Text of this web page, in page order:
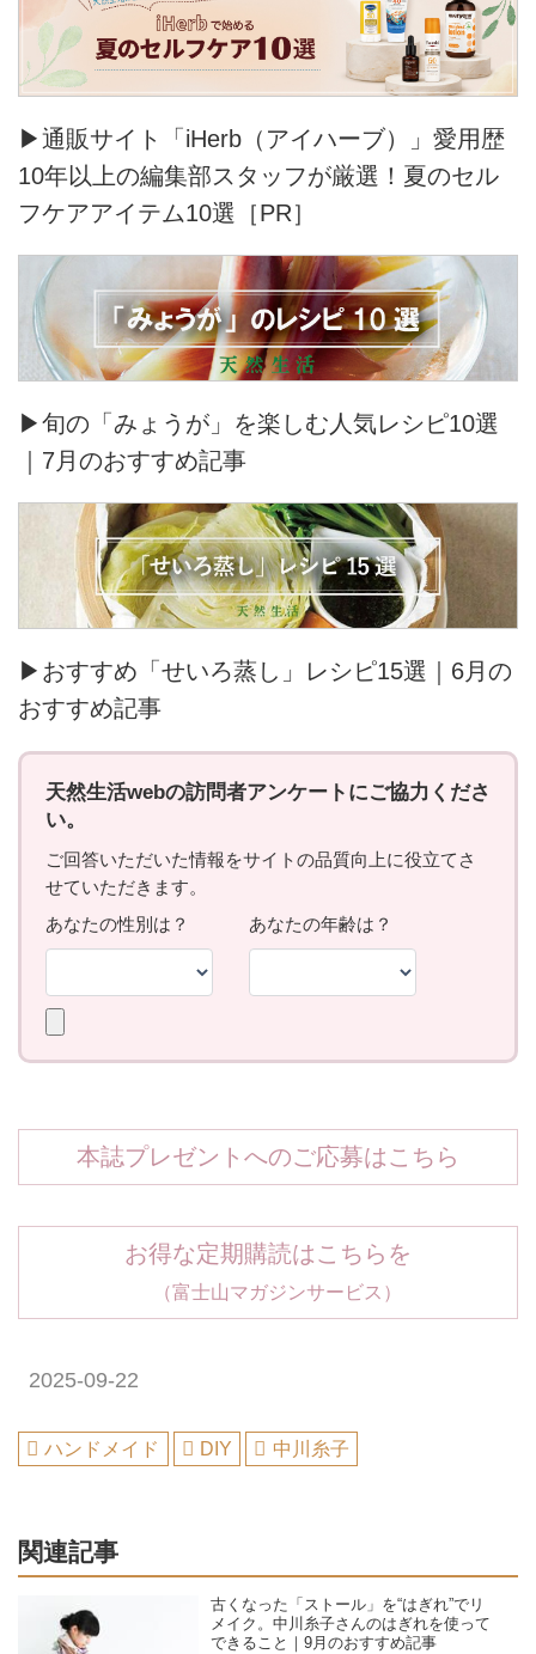
▶通販サイト「iHerb（アイハーブ）」愛用歴
10年以上の編集部スタッフが厳選！夏のセル
フケアアイテム10選［PR］
▶旬の「みょうが」を楽しむ人気レシピ10選
｜7月のおすすめ記事
▶おすすめ「せいろ蒸し」レシピ15選｜6月の
おすすめ記事
本誌プレゼントへのご応募はこちら
お得な定期購読はこちらを
（富士山マガジンサービス）
2025-09-22
ハンドメイド DIY 中川糸子
関連記事
古くなった「ストール」を“はぎれ”でリ
メイク。中川糸子さんのはぎれを使って
できること｜9月のおすすめ記事